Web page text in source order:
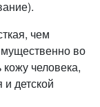
чем
во
человека,
детской